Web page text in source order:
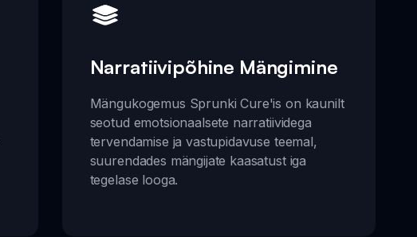
Narratiivipõhine Mängimine
Mängukogemus Sprunki Cure'is on kaunilt
seotud emotsionaalsete narratiividega
tervendamise ja vastupidavuse teemal,
suurendades mängijate kaasatust iga
tegelase looga.